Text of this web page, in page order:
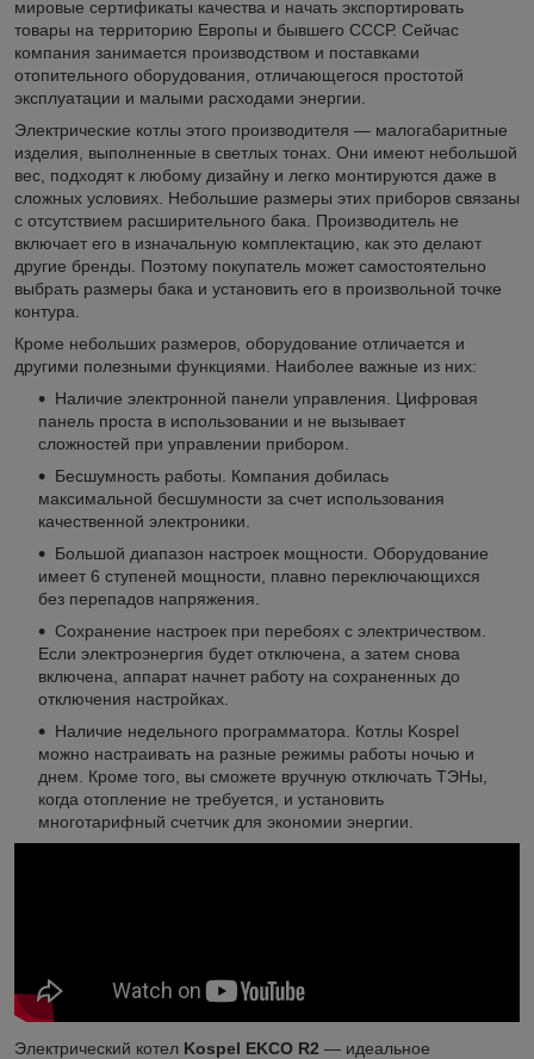
мировые сертификаты качества и начать экспортировать
товары на территорию Европы и бывшего СССР. Сейчас
компания занимается производством и поставками
отопительного оборудования, отличающегося простотой
эксплуатации и малыми расходами энергии.
Электрические котлы этого производителя — малогабаритные
изделия, выполненные в светлых тонах. Они имеют небольшой
вес, подходят к любому дизайну и легко монтируются даже в
сложных условиях. Небольшие размеры этих приборов связаны
с отсутствием расширительного бака. Производитель не
включает его в изначальную комплектацию, как это делают
другие бренды. Поэтому покупатель может самостоятельно
выбрать размеры бака и установить его в произвольной точке
контура.
Кроме небольших размеров, оборудование отличается и
другими полезными функциями. Наиболее важные из них:
Наличие электронной панели управления. Цифровая
панель проста в использовании и не вызывает
сложностей при управлении прибором.
Бесшумность работы. Компания добилась
максимальной бесшумности за счет использования
качественной электроники.
Большой диапазон настроек мощности. Оборудование
имеет 6 ступеней мощности, плавно переключающихся
без перепадов напряжения.
Сохранение настроек при перебоях с электричеством.
Если электроэнергия будет отключена, а затем снова
включена, аппарат начнет работу на сохраненных до
отключения настройках.
Наличие недельного программатора. Котлы Kospel
можно настраивать на разные режимы работы ночью и
днем. Кроме того, вы сможете вручную отключать ТЭНы,
когда отопление не требуется, и установить
многотарифный счетчик для экономии энергии.
Электрический котел Kospel EKCO R2 — идеальное